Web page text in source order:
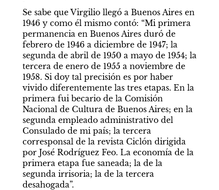
Se sabe que Virgilio llegó a Buenos Aires en
1946 y como él mismo contó: “Mi primera
permanencia en Buenos Aires duró de
febrero de 1946 a diciembre de 1947; la
segunda de abril de 1950 a mayo de 1954; la
tercera de enero de 1955 a noviembre de
1958. Si doy tal precisión es por haber
vivido diferentemente las tres etapas. En la
primera fui becario de la Comisión
Nacional de Cultura de Buenos Aires; en la
segunda empleado administrativo del
Consulado de mi país; la tercera
corresponsal de la revista Ciclón dirigida
por José Rodríguez Feo. La economía de la
primera etapa fue saneada; la de la
segunda irrisoria; la de la tercera
desahogada”.